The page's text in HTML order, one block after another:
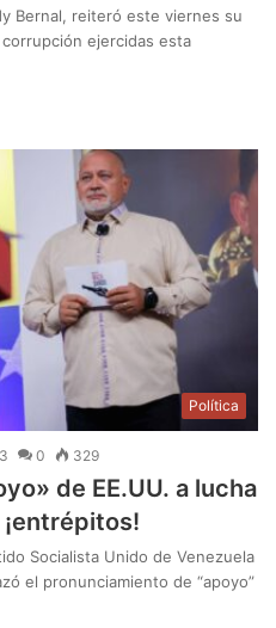
Bernal, reiteró este viernes su
ejercidas esta
Política
0 329
de EE.UU. a lucha
Socialista Unido de Venezuela
el pronunciamiento de “apoyo”